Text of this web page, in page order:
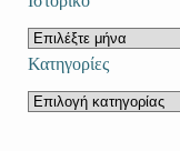
results
Ιστορικό
Κατηγορίες
Κατηγορίες